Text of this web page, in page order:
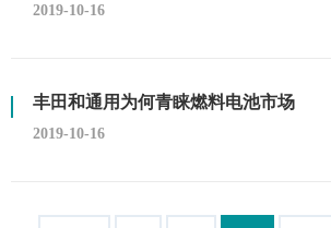
2019-10-16
丰田和通用为何青睐燃料电池市场
2019-10-16